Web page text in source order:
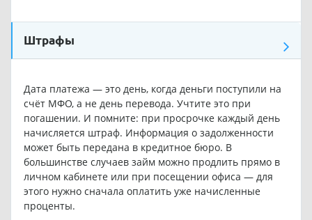
Штрафы
Дата платежа — это день, когда деньги поступили на
счёт МФО, а не день перевода. Учтите это при
погашении. И помните: при просрочке каждый день
начисляется штраф. Информация о задолженности
может быть передана в кредитное бюро. В
большинстве случаев займ можно продлить прямо в
личном кабинете или при посещении офиса — для
этого нужно сначала оплатить уже начисленные
проценты.